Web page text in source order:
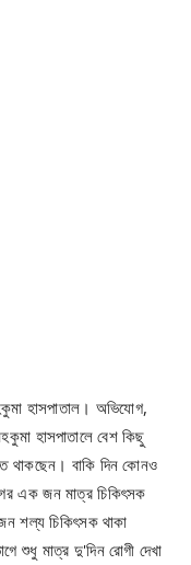
হাসপাতাল। অভিযোগ,
হাসপাতালে বেশ কিছু
থাকছেন। বাকি দিন কোনও
এক জন মাত্র চিকিৎসক
শল্য চিকিৎসক থাকা
শুধু মাত্র দু'দিন রোগী দেখা